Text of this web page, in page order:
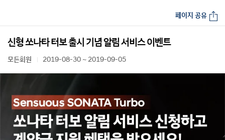
신형 쏘나타 터보 출시 기념 알림 서비스 이벤트
모든회원 2019-08-30 ~ 2019-09-05
페이지 공유